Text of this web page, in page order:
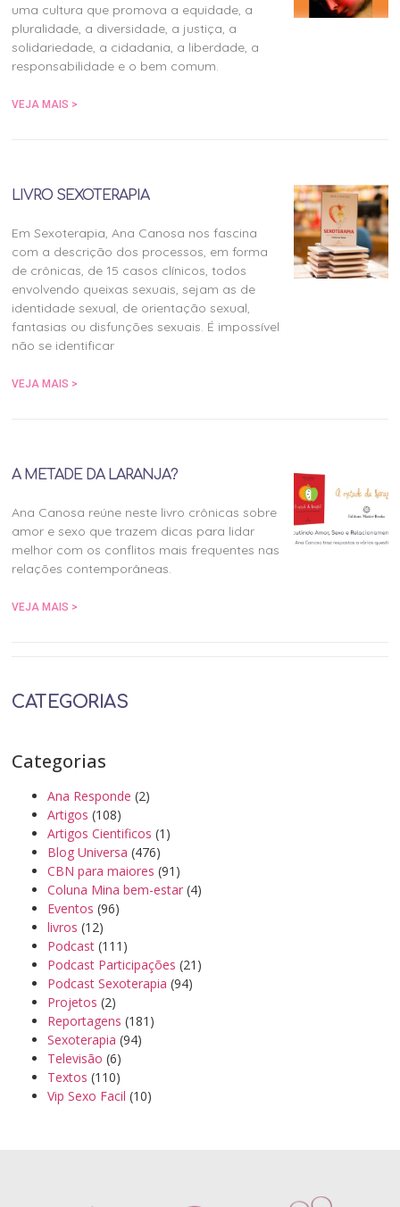
uma cultura que promova a equidade, a
pluralidade, a diversidade, a justiça, a
solidariedade, a cidadania, a liberdade, a
responsabilidade e o bem comum.
VEJA MAIS >
LIVRO SEXOTERAPIA
Em Sexoterapia, Ana Canosa nos fascina
com a descrição dos processos, em forma
de crônicas, de 15 casos clínicos, todos
envolvendo queixas sexuais, sejam as de
identidade sexual, de orientação sexual,
fantasias ou disfunções sexuais. É impossível
não se identificar
VEJA MAIS >
A METADE DA LARANJA?
Ana Canosa reúne neste livro crônicas sobre
amor e sexo que trazem dicas para lidar
melhor com os conflitos mais frequentes nas
relações contemporâneas.
VEJA MAIS >
CATEGORIAS
Categorias
Ana Responde (2)
Artigos (108)
Artigos Cientificos (1)
Blog Universa (476)
CBN para maiores (91)
Coluna Mina bem-estar (4)
Eventos (96)
livros (12)
Podcast (111)
Podcast Participações (21)
Podcast Sexoterapia (94)
Projetos (2)
Reportagens (181)
Sexoterapia (94)
Televisão (6)
Textos (110)
Vip Sexo Facil (10)